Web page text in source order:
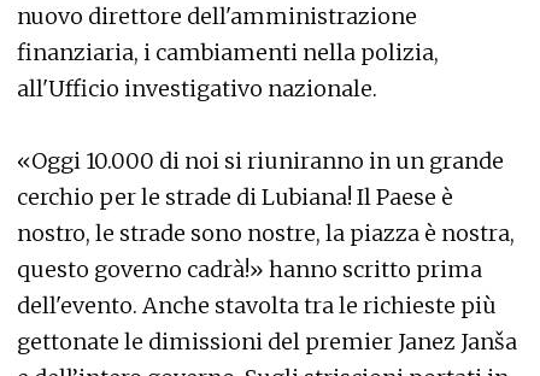
nuovo direttore dell'amministrazione
finanziaria, i cambiamenti nella polizia,
all'Ufficio investigativo nazionale.
«Oggi 10.000 di noi si riuniranno in un grande
cerchio per le strade di Lubiana! Il Paese è
nostro, le strade sono nostre, la piazza è nostra,
questo governo cadrà!» hanno scritto prima
dell'evento. Anche stavolta tra le richieste più
gettonate le dimissioni del premier Janez Janša